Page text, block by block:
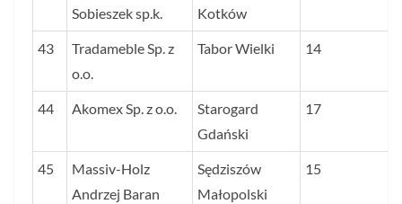
Sobieszek sp.k.
Kotków
43
Tradameble Sp. z
o.o.
Tabor Wielki 14
44 Akomex Sp. z o.o.
Starogard
Gdański
17
45
Massiv-Holz
Andrzej Baran
Sędziszów
Małopolski
15